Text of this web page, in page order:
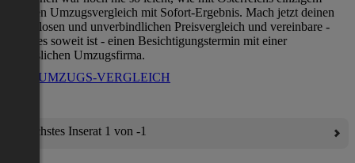
direkten Umzugsvergleich mit Sofort-Ergebnis. Mach jetzt deinen
kostenlosen und unverbindlichen Preisvergleich und vereinbare -
wenn es soweit ist - einen Besichtigungstermin mit einer
verlässlichen Umzugsfirma.
ZUM UMZUGS-VERGLEICH
Nächstes Inserat 1 von -1